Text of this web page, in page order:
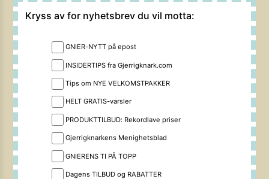
Kryss av for nyhetsbrev du vil motta:
GNIER-NYTT på epost
INSIDERTIPS fra Gjerrigknark.com
Tips om NYE VELKOMSTPAKKER
HELT GRATIS-varsler
PRODUKTTILBUD: Rekordlave priser
Gjerrigknarkens Menighetsblad
GNIERENS TI PÅ TOPP
Dagens TILBUD og RABATTER